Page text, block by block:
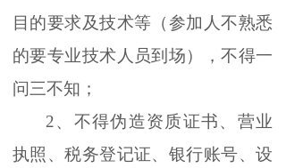
目的要求及技术等（参加人不熟悉
的要专业技术人员到场），不得一
问三不知；
2、不得伪造资质证书、营业
执照、税务登记证、银行账号、设